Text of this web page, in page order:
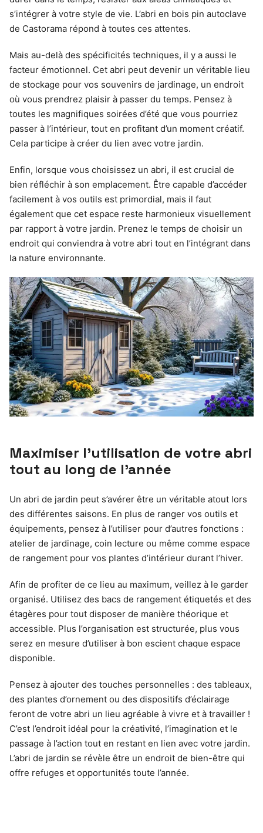
s’intégrer à votre style de vie. L’abri en bois pin autoclave
de Castorama répond à toutes ces attentes.
Mais au-delà des spécificités techniques, il y a aussi le
facteur émotionnel. Cet abri peut devenir un véritable lieu
de stockage pour vos souvenirs de jardinage, un endroit
où vous prendrez plaisir à passer du temps. Pensez à
toutes les magnifiques soirées d’été que vous pourriez
passer à l’intérieur, tout en profitant d’un moment créatif.
Cela participe à créer du lien avec votre jardin.
Enfin, lorsque vous choisissez un abri, il est crucial de
bien réfléchir à son emplacement. Être capable d’accéder
facilement à vos outils est primordial, mais il faut
également que cet espace reste harmonieux visuellement
par rapport à votre jardin. Prenez le temps de choisir un
endroit qui conviendra à votre abri tout en l’intégrant dans
la nature environnante.
Maximiser l’utilisation de votre abri
tout au long de l’année
Un abri de jardin peut s’avérer être un véritable atout lors
des différentes saisons. En plus de ranger vos outils et
équipements, pensez à l’utiliser pour d’autres fonctions :
atelier de jardinage, coin lecture ou même comme espace
de rangement pour vos plantes d’intérieur durant l’hiver.
Afin de profiter de ce lieu au maximum, veillez à le garder
organisé. Utilisez des bacs de rangement étiquetés et des
étagères pour tout disposer de manière théorique et
accessible. Plus l’organisation est structurée, plus vous
serez en mesure d’utiliser à bon escient chaque espace
disponible.
Pensez à ajouter des touches personnelles : des tableaux,
des plantes d’ornement ou des dispositifs d’éclairage
feront de votre abri un lieu agréable à vivre et à travailler !
C’est l’endroit idéal pour la créativité, l’imagination et le
passage à l’action tout en restant en lien avec votre jardin.
L’abri de jardin se révèle être un endroit de bien-être qui
offre refuges et opportunités toute l’année.